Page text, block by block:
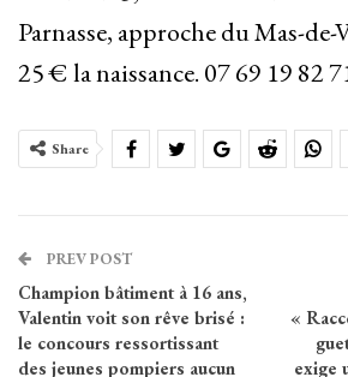
Parnasse, approche du Mas-
25 € la naissance. 07 69 19 82
Share
PREV POST
Champion bâtiment à 16 ans,
Valentin voit son rêve brisé :
le concours ressortissant
des jeunes pompiers aucun
«
exige